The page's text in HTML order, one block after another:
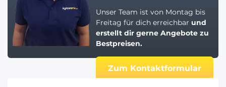
Unser Team ist von Montag bis
Freitag für dich erreichbar und
erstellt dir gerne Angebote zu
Bestpreisen.
Zum Kontaktformular